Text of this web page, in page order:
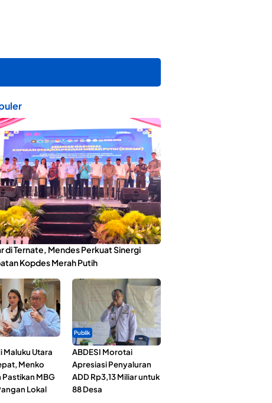
di Ternate, Mendes Perkuat Sinergi
Kopdes Merah Putih
Maluku Utara
Menko
Pastikan MBG
Lokal
Publik
ABDESI Morotai
Apresiasi Penyaluran
ADD Rp3,13 Miliar untuk
88 Desa